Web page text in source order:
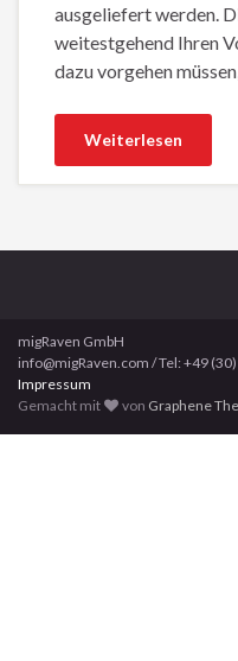
ausgeliefert werden.
weitestgehend Ihren
dazu vorgehen
Weiterlesen
migRaven GmbH
info@migRaven.com / Tel: +49
Impressum
Gemacht mit
von Graphene